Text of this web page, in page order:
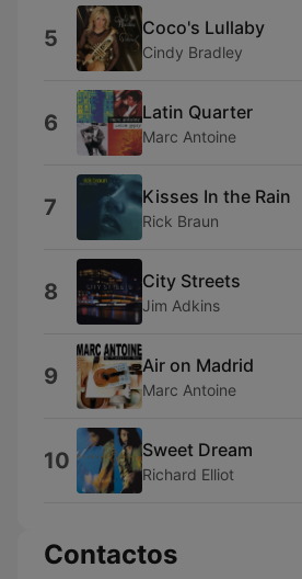
5 Coco's Lullaby
Cindy Bradley
6 Latin Quarter
Marc Antoine
7 Kisses In the Rain
Rick Braun
8 City Streets
Jim Adkins
9 Air on Madrid
Marc Antoine
10 Sweet Dream
Richard Elliot
Contactos